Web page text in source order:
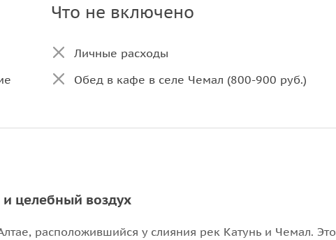
Что не включено
Личные расходы
Обед в кафе в селе Чемал (800-900 руб.)
целебный воздух
расположившийся у слияния рек Катунь и Чемал. Это